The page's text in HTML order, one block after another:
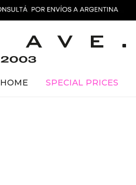
HOME SPECIAL PRICES